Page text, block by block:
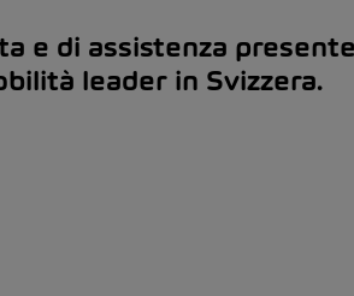
e di assistenza
leader in Svizzera.